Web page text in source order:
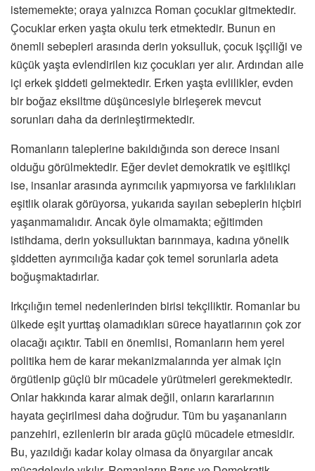
istememekte; oraya yalnızca Roman çocuklar gitmektedir.
Çocuklar erken yaşta okulu terk etmektedir. Bunun en
önemli sebepleri arasında derin yoksulluk, çocuk işçiliği ve
küçük yaşta evlendirilen kız çocukları yer alır. Ardından aile
içi erkek şiddeti gelmektedir. Erken yaşta evlilikler, evden
bir boğaz eksiltme düşüncesiyle birleşerek mevcut
sorunları daha da derinleştirmektedir.
Romanların taleplerine bakıldığında son derece insani
olduğu görülmektedir. Eğer devlet demokratik ve eşitlikçi
ise, insanlar arasında ayrımcılık yapmıyorsa ve farklılıkları
eşitlik olarak görüyorsa, yukarıda sayılan sebeplerin hiçbiri
yaşanmamalıdır. Ancak öyle olmamakta; eğitimden
istihdama, derin yoksulluktan barınmaya, kadına yönelik
şiddetten ayrımcılığa kadar çok temel sorunlarla adeta
boğuşmaktadırlar.
Irkçılığın temel nedenlerinden birisi tekçiliktir. Romanlar bu
ülkede eşit yurttaş olamadıkları sürece hayatlarının çok zor
olacağı açıktır. Tabii en önemlisi, Romanların hem yerel
politika hem de karar mekanizmalarında yer almak için
örgütlenip güçlü bir mücadele yürütmeleri gerekmektedir.
Onlar hakkında karar almak değil, onların kararlarının
hayata geçirilmesi daha doğrudur. Tüm bu yaşananların
panzehiri, ezilenlerin bir arada güçlü mücadele etmesidir.
Bu, yazıldığı kadar kolay olmasa da önyargılar ancak